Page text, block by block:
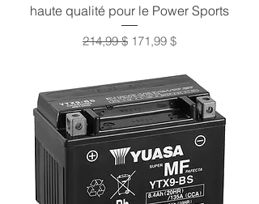
haute qualité pour le Power Sports
Prix original
214,99 $ Prix promotionnel
171,99 $